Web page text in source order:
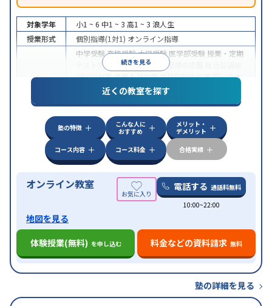
続きを見る
対象学年 小1 ~ 6 中1 ~ 3 高1 ~ 3 浪人生
授業形式
個別指導(1対1) オンライン指導
中学受験高校受験大学受験 医学部受験 授業・定期
テスト対策
内申点対策 学習習慣の定着
(旧AO)対策推薦入試対策学校別特化対策国公立大
私大対策共通テスト対策
英語・英会話特化
特徴
中高一貫校生に対応授業の振替可能 不登校生に対
オンライン対応 1科目から受講可能季節講習の
みの受講可
自習室あり
近くの教室を探す
塾の特徴
こんな人に
おすすめ
メリット・
デメリット
コース内容
コース料金 合格実績
オンライン教室 電話する 通話料無料
10:00~22:00
地図を見る
体験授業(無料) を申し込む 料金などの資料請求 無料
塾の詳細を見る